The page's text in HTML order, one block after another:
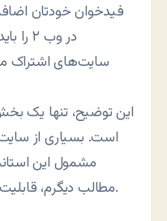
فیدخوان خودتان
در
سایت‌های اشتراک
این توضیح، تنها یک
است. بسیاری از
مشمول این
مطالب دیگرم، قابلیت وب دو را برایتان بیشتر باز کنم.